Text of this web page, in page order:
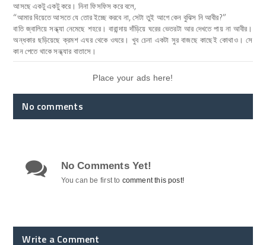
আসছে একটু একটু করে। নিনা ফিসফিস করে বলে,
“আমার বিয়েতে আসতে যে তোর ইচ্ছে করবে না, সেটা তুই আগে কেন বুঝিস নি আবীর?”
বাতি জ্বালিয়ে সন্ধ্যা নেমেছে শহরে। বারান্দায় দাঁড়িয়ে ঘরের ভেতরটা আর দেখতে পায় না আবীর।
অন্ধকার ছড়িয়েছে ক্রমশ এঘর থেকে ওঘরে। খুব চেনা একটা সুর বাজছে কাছেই কোথাও। সে
কান পেতে থাকে সন্ধ্যার বাতাসে।
Place your ads here!
No comments
No Comments Yet!
You can be first to comment this post!
Write a Comment